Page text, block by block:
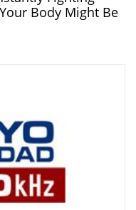
Body Might Be